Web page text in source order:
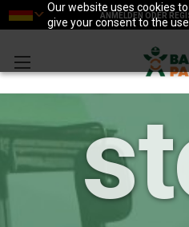
Our website uses cookies
give your consent to the
ANMELDEN ODER